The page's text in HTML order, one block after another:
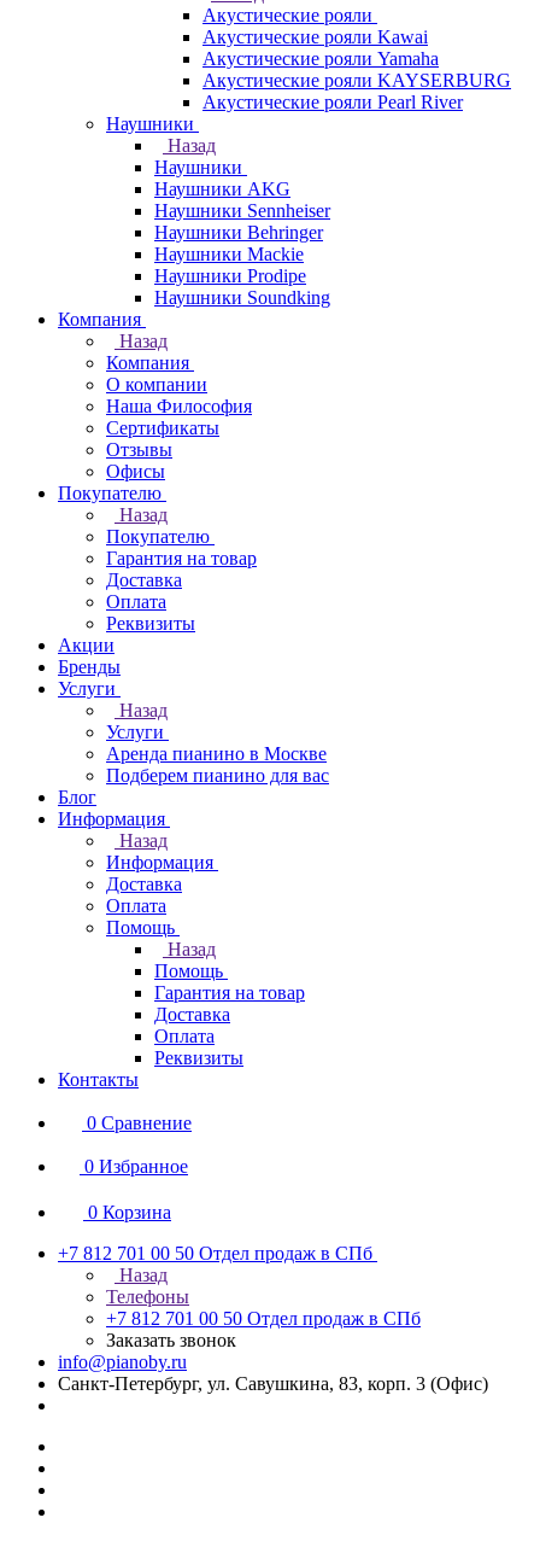
Акустические рояли
Акустические рояли Kawai
Акустические рояли Yamaha
Акустические рояли KAYSERBURG
Акустические рояли Pearl River
Наушники
Назад
Наушники
Наушники AKG
Наушники Sennheiser
Наушники Behringer
Наушники Mackie
Наушники Prodipe
Наушники Soundking
Компания
Назад
Компания
О компании
Наша Философия
Сертификаты
Отзывы
Офисы
Покупателю
Назад
Покупателю
Гарантия на товар
Доставка
Оплата
Реквизиты
Акции
Бренды
Услуги
Назад
Услуги
Аренда пианино в Москве
Подберем пианино для вас
Блог
Информация
Назад
Информация
Доставка
Оплата
Помощь
Назад
Помощь
Гарантия на товар
Доставка
Оплата
Реквизиты
Контакты
0 Сравнение
0 Избранное
0 Корзина
+7 812 701 00 50 Отдел продаж в СПб
Назад
Телефоны
+7 812 701 00 50 Отдел продаж в СПб
Заказать звонок
info@pianoby.ru
Санкт-Петербург, ул. Савушкина, 83, корп. 3 (Офис)